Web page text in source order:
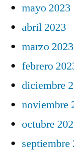
mayo 2023
abril 2023
marzo 2023
febrero
diciembre
noviembre
octubre
septiembre